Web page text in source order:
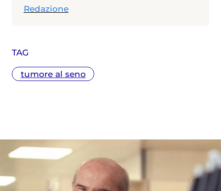
TAG
tumore al seno
Redazione